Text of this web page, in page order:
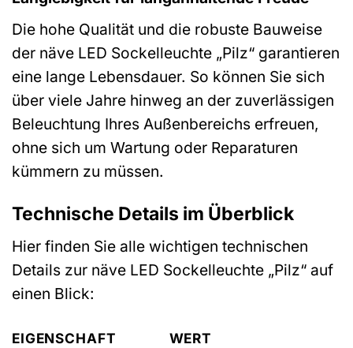
Die hohe Qualität und die robuste Bauweise
der näve LED Sockelleuchte „Pilz“ garantieren
eine lange Lebensdauer. So können Sie sich
über viele Jahre hinweg an der zuverlässigen
Beleuchtung Ihres Außenbereichs erfreuen,
ohne sich um Wartung oder Reparaturen
kümmern zu müssen.
Technische Details im Überblick
Hier finden Sie alle wichtigen technischen
Details zur näve LED Sockelleuchte „Pilz“ auf
einen Blick:
EIGENSCHAFT
WERT